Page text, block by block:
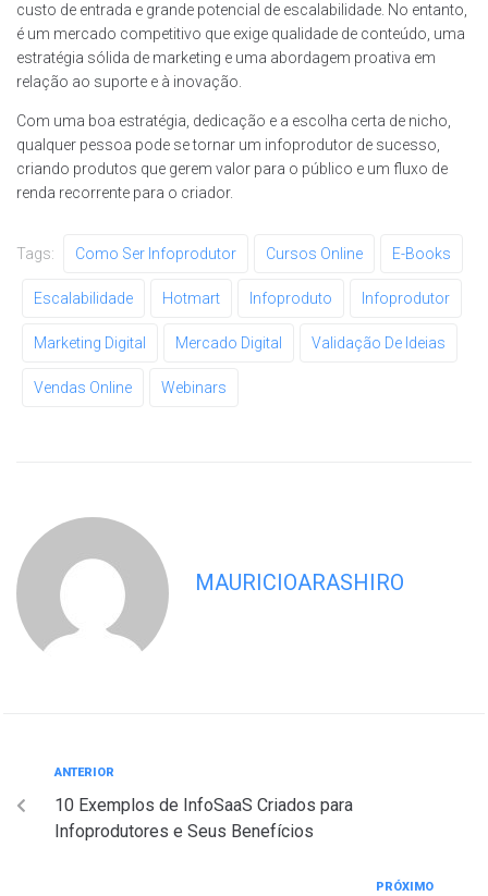
custo de entrada e grande potencial de escalabilidade. No entanto,
é um mercado competitivo que exige qualidade de conteúdo, uma
estratégia sólida de marketing e uma abordagem proativa em
relação ao suporte e à inovação.
Com uma boa estratégia, dedicação e a escolha certa de nicho,
qualquer pessoa pode se tornar um infoprodutor de sucesso,
criando produtos que gerem valor para o público e um fluxo de
renda recorrente para o criador.
Tags: Como Ser Infoprodutor Cursos Online E-Books
Escalabilidade Hotmart Infoproduto Infoprodutor
Marketing Digital Mercado Digital Validação De Ideias
Vendas Online Webinars
MAURICIOARASHIRO
ANTERIOR
10 Exemplos de InfoSaaS Criados para
Infoprodutores e Seus Benefícios
PRÓXIMO